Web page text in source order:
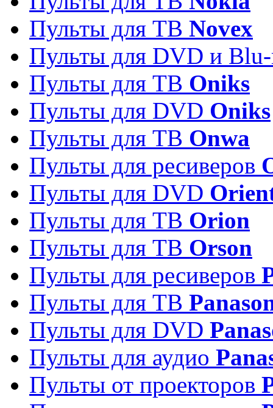
Пульты для ТВ Novex
Пульты для DVD и
Пульты для ТВ Oniks
Пульты для DVD Oniks
Пульты для ТВ Onwa
Пульты для ресиверов
Пульты для DVD
Пульты для ТВ Orion
Пульты для ТВ Orson
Пульты для ресиверов
Пульты для ТВ
Пульты для DVD
Пульты для аудио
Пульты от проекторов